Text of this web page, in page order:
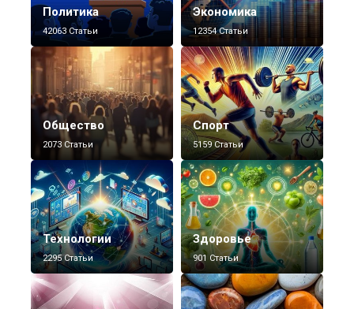
Политика
42063 Статьи
Экономика
12354 Статьи
Общество
2073 Статьи
Спорт
5159 Статьи
Технологии
2295 Статьи
Здоровье
901 Статьи